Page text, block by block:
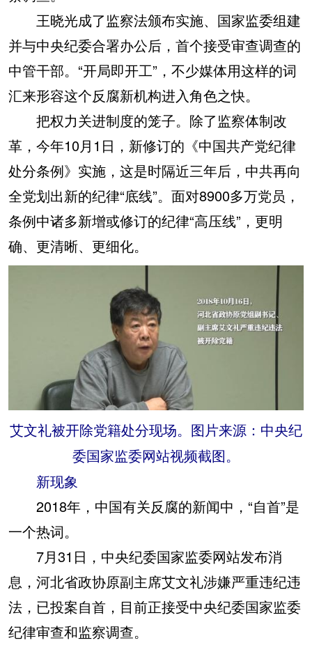
王晓光成了监察法颁布实施、国家监委组建
并与中央纪委合署办公后，首个接受审查调查的
中管干部。“开局即开工”，不少媒体用这样的词
汇来形容这个反腐新机构进入角色之快。
把权力关进制度的笼子。除了监察体制改
革，今年10月1日，新修订的《中国共产党纪律
处分条例》实施，这是时隔近三年后，中共再向
全党划出新的纪律“底线”。面对8900多万党员，
条例中诸多新增或修订的纪律“高压线”，更明
确、更清晰、更细化。
艾文礼被开除党籍处分现场。图片来源：中央纪
委国家监委网站视频截图。
新现象
2018年，中国有关反腐的新闻中，“自首”是
一个热词。
7月31日，中央纪委国家监委网站发布消
息，河北省政协原副主席艾文礼涉嫌严重违纪违
法，已投案自首，目前正接受中央纪委国家监委
纪律审查和监察调查。